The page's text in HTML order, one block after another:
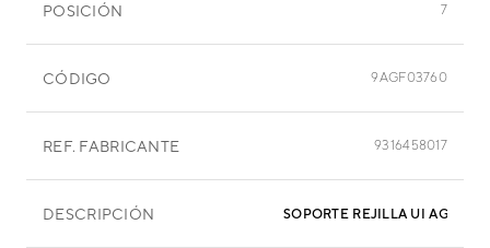
POSICIÓN 7
CÓDIGO 9AGF03760
REF. FABRICANTE 9316458017
DESCRIPCIÓN SOPORTE REJILLA UI